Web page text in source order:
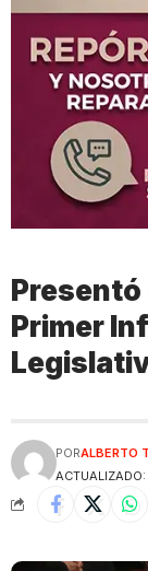
Presentó
Primer
PORALBERTO